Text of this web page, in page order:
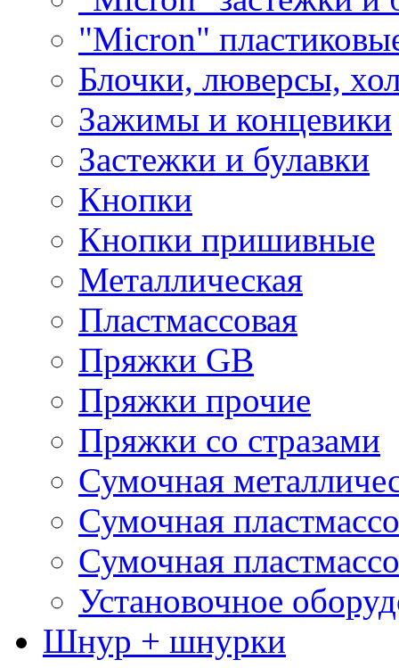
"Micron"
Блочки, люверсы,
Зажимы и концевики
Застежки и булавки
Кнопки
Кнопки пришивные
Металлическая
Пластмассовая
Пряжки GB
Пряжки прочие
Пряжки со стразами
Сумочная
Сумочная
Сумочная
Установочное
Шнур + шнурки